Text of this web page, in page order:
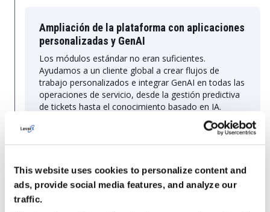
This website uses cookies to personalize content and
ads, provide social media features, and analyze our
traffic.
Ampliación de la plataforma con aplicaciones
personalizadas y GenAI
Los módulos estándar no eran suficientes.
Ayudamos a un cliente global a crear flujos de
trabajo personalizados e integrar GenAI en todas las
operaciones de servicio, desde la gestión predictiva
de tickets hasta el conocimiento basado en IA.
la plataforma se hizo más rápida, más